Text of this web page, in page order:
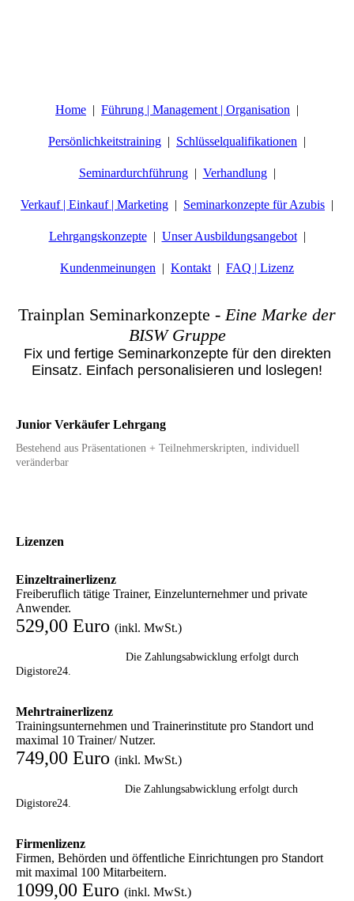
Home Führung | Management | Organisation
Persönlichkeitstraining Schlüsselqualifikationen
Seminardurchführung Verhandlung
Verkauf | Einkauf | Marketing Seminarkonzepte für Azubis
Lehrgangskonzepte Unser Ausbildungsangebot
Kundenmeinungen Kontakt FAQ | Lizenz
Trainplan Seminarkonzepte - Eine Marke der
BISW Gruppe
Fix und fertige Seminarkonzepte für den direkten
Einsatz. Einfach personalisieren und loslegen!
Junior Verkäufer Lehrgang
Bestehend aus Präsentationen + Teilnehmerskripten, individuell
veränderbar
Lizenzen
Einzeltrainerlizenz
Freiberuflich tätige Trainer, Einzelunternehmer und private
Anwender.
529,00 Euro (inkl. MwSt.)
Die Zahlungsabwicklung erfolgt durch
Digistore24.
Mehrtrainerlizenz
Trainingsunternehmen und Trainerinstitute pro Standort und
maximal 10 Trainer/ Nutzer.
749,00 Euro (inkl. MwSt.)
Die Zahlungsabwicklung erfolgt durch
Digistore24.
Firmenlizenz
Firmen, Behörden und öffentliche Einrichtungen pro Standort
mit maximal 100 Mitarbeitern.
1099,00 Euro (inkl. MwSt.)